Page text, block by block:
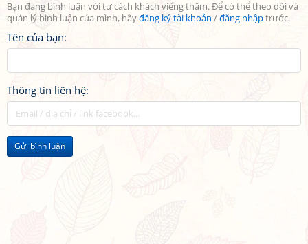
Bạn đang bình luận với tư cách khách viếng thăm. Để có thể theo dõi và
quản lý bình luận của mình, hãyđăng ký tài khoản /đăng nhậptrước.
Tên của bạn:
Thông tin liên hệ:
Gửi bình luận